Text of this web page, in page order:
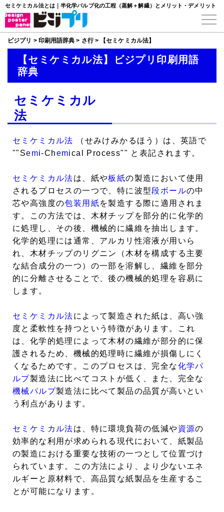
セミケミカル法とは｜半化学パルプ化の工程（蒸解＋解繊）とメリット・デメリット
ビジプリ > 印刷用語辞典 > さ行> 【セミケミカル法】
【セミケミカル法】ビジプリ印刷用語
辞典
セミケミカル
法
セミケミカル法
（せみけみかるほう）は、英語で
""Semi-Chemical Process"" と表記されます。
セミケミカル法は、紙や板紙の製造において使用
されるプロセスの一つで、特に波型段ボールの中
芯や高強度の包装用紙を製造する際に適用されま
す。この方法では、木材チップを部分的に化学的
に処理し、その後、機械的に繊維を抽出します。
化学的処理には通常、アルカリ性溶液が用いら
れ、木材チップのリグニン（木材を構成する主要
な結合成分の一つ）の一部を溶解し、繊維を部分
的に分離させることで、後の機械的処理を容易に
します。
セミケミカル法によって製造された紙は、高い強
度と柔軟性を持つという特徴があります。これ
は、化学的処理によって木材の繊維が部分的に保
護されるため、機械的処理時に繊維が損傷しにく
くなるためです。このプロセスは、完全な化学パ
ルプ製造法に比べてコストが低く、また、完全な
機械パルプ製造法に比べて製品の品質が高いとい
う利点があります。
セミケミカル法は、特に環境負荷の低減や資源の
効率的な利用が求められる現代において、紙製品
の製造における重要な技術の一つとして位置づけ
られています。この方法により、より少ないエネ
ルギーと原材料で、高品質な紙製品を生産するこ
とが可能になります。